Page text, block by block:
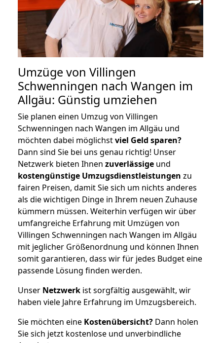
Umzüge von Villingen
Schwenningen nach Wangen im
Allgäu: Günstig umziehen
Sie planen einen Umzug von Villingen
Schwenningen nach Wangen im Allgäu und
möchten dabei möglichstviel Geld sparen?
Dann sind Sie bei uns genau richtig! Unser
Netzwerk bieten Ihnen zuverlässige und
kostengünstige Umzugsdienstleistungen zu
fairen Preisen, damit Sie sich um nichts anderes
als die wichtigen Dinge in Ihrem neuen Zuhause
kümmern müssen. Weiterhin verfügen wir über
umfangreiche Erfahrung mit Umzügen von
Villingen Schwenningen nach Wangen im Allgäu
mit jeglicher Größenordnung und können Ihnen
somit garantieren, dass wir für jedes Budget eine
passende Lösung finden werden.
Unser Netzwerk ist sorgfältig ausgewählt, wir
haben viele Jahre Erfahrung im Umzugsbereich.
Sie möchten eine Kostenübersicht? Dann holen
Sie sich jetzt kostenlose und unverbindliche